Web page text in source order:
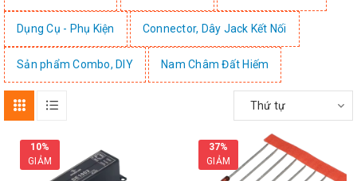
Dụng Cụ - Phụ Kiện Connector, Dây Jack Kết Nối
Sản phẩm Combo, DIY Nam Châm Đất Hiếm
Thứ tự
10%
GIẢM
37%
GIẢM